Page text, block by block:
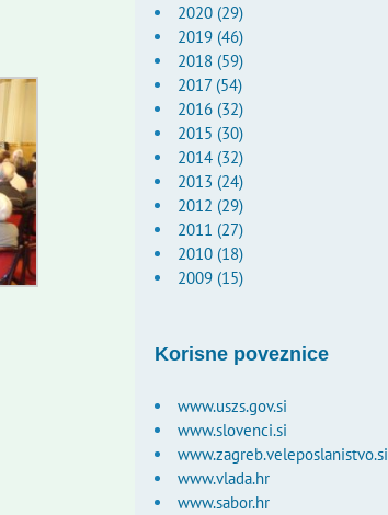
2020 (29)
2019 (46)
2018 (59)
2017 (54)
2016 (32)
2015 (30)
2014 (32)
2013 (24)
2012 (29)
2011 (27)
2010 (18)
2009 (15)
Korisne poveznice
www.uszs.gov.si
www.slovenci.si
www.zagreb.veleposlanistvo.si
www.vlada.hr
www.sabor.hr